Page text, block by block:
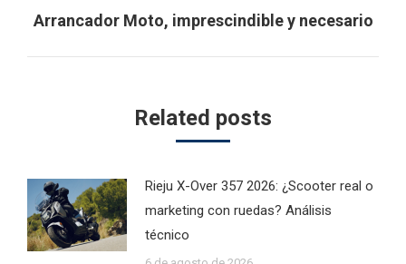
Next
Arrancador Moto, imprescindible y necesario
Related posts
Rieju X-Over 357 2026: ¿Scooter real o
marketing con ruedas? Análisis
técnico